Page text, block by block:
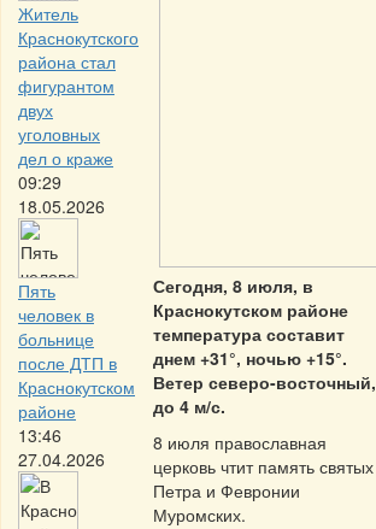
Житель
Краснокутского
района стал
фигурантом
двух
уголовных
дел о краже
09:29
18.05.2026
Пять
человек в
больнице
после ДТП в
Краснокутском
районе
13:46
27.04.2026
Сегодня, 8 июля, в
Краснокутском районе
температура составит
днем +31°, ночью +15°.
Ветер северо-восточный,
до 4 м/с.
8 июля православная
церковь чтит память святых
Петра и Февронии
Муромских.